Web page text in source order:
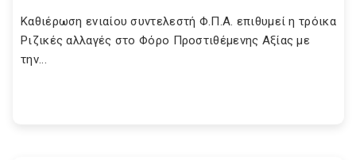
Καθιέρωση ενιαίου συντελεστή Φ.Π.Α. επιθυμεί η τρόικα
Ριζικές αλλαγές στο Φόρο Προστιθέμενης Αξίας με
την...